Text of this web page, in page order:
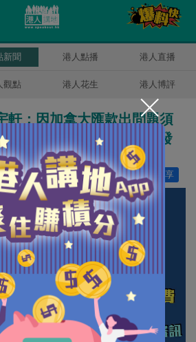
新聞 港人點播 港人直播
觀點 港人花生 港人博評
軒：因加拿大匯款出問題須
萬廣告費 《日經》曾將發
分享
讚好 12